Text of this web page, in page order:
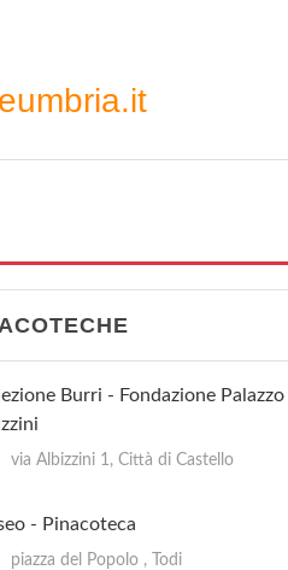
Burri - Fondazione Palazzo
via Albizzini 1, Città di Castello
- Pinacoteca
piazza del Popolo , Todi